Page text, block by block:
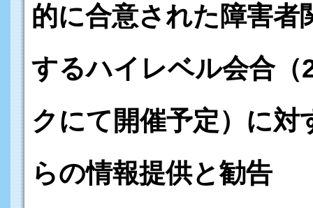
的に合意された障害者
するハイレベル会合（
クにて開催予定）に
らの情報提供と勧告